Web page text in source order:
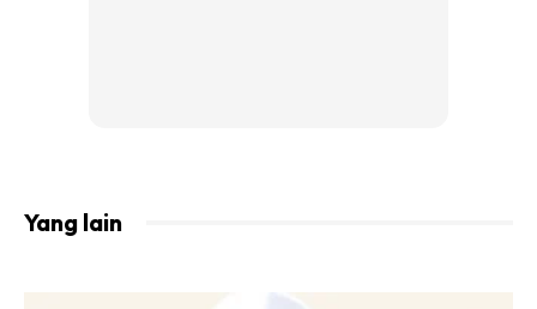
Yang lain